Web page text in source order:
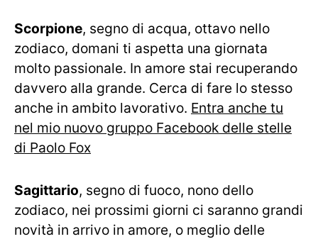
Scorpione, segno di acqua, ottavo nello
zodiaco, domani ti aspetta una giornata
molto passionale. In amore stai recuperando
davvero alla grande. Cerca di fare lo stesso
anche in ambito lavorativo. Entra anche tu
nel mio nuovo gruppo Facebook delle stelle
di Paolo Fox
Sagittario, segno di fuoco, nono dello
zodiaco, nei prossimi giorni ci saranno grandi
novità in arrivo in amore, o meglio delle